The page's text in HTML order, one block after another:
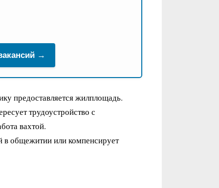
→
предоставляется жилплощадь.
трудоустройство с
вахтой.
в общежитии или компенсирует